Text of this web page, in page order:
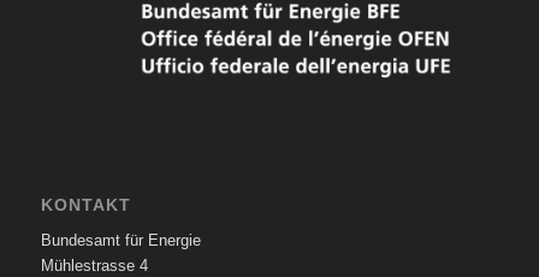
KONTAKT
Bundesamt für Energie
Mühlestrasse 4